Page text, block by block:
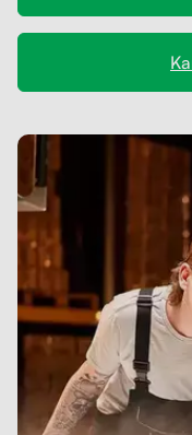
Držiaky na
Organizácia
Stojany na
Skrinky so
Akustické
Opierky
O nás